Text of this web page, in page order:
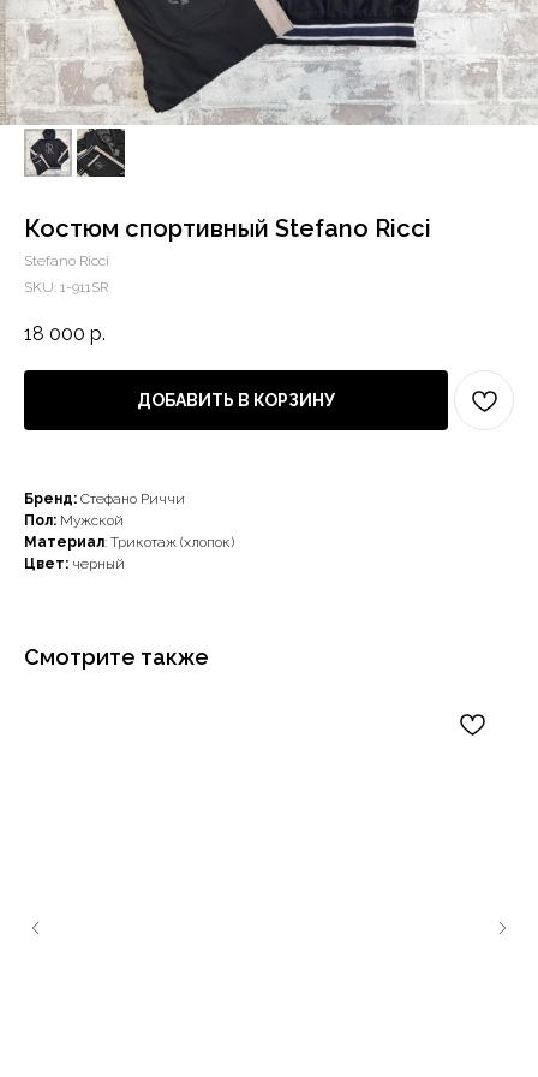
Костюм спортивный Stefano Ricci
Stefano Ricci
SKU: 1-911SR
18 000 р.
ДОБАВИТЬ В КОРЗИНУ
Бренд: Стефано Риччи
Пол: Мужской
Материал: Трикотаж (хлопок)
Цвет: черный
Смотрите также